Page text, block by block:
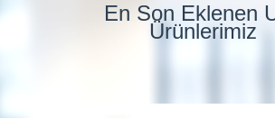
En Son Eklenen
Ürünlerimiz